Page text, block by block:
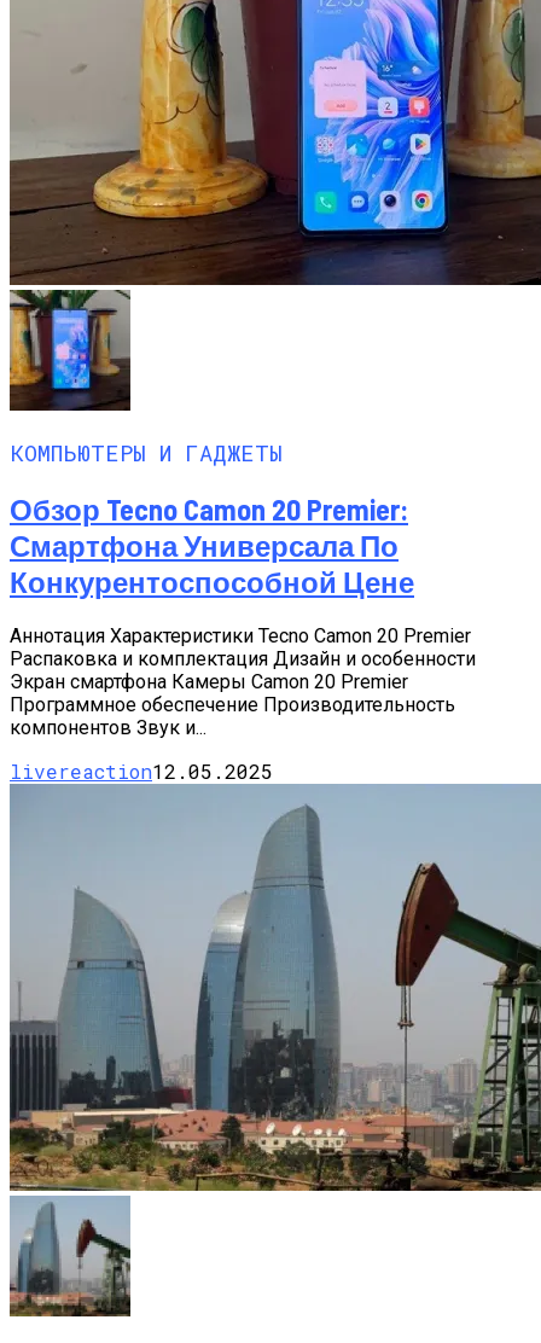
КОМПЬЮТЕРЫ И ГАДЖЕТЫ
Обзор Tecno Camon 20 Premier:
Смартфона Универсала По
Конкурентоспособной Цене
Аннотация Характеристики Tecno Camon 20 Premier
Распаковка и комплектация Дизайн и особенности
Экран смартфона Камеры Camon 20 Premier
Программное обеспечение Производительность
компонентов Звук и...
livereaction12.05.2025